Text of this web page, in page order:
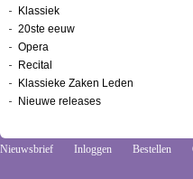
Klassiek
20ste eeuw
Opera
Recital
Klassieke Zaken Leden
Nieuwe releases
Nieuwsbrief Inloggen Bestellen